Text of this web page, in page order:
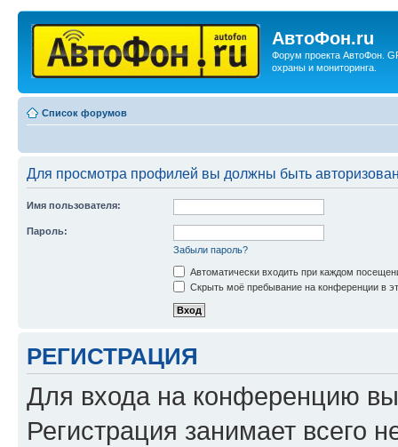
АвтоФон.ru
Форум проекта АвтоФон.
охраны и мониторинга.
Список форумов
Для просмотра профилей вы должны быть
Имя пользователя:
Пароль:
Забыли пароль?
Автоматически входить при каждом
Скрыть моё пребывание на конференции в
РЕГИСТРАЦИЯ
Для входа на конференцию
Регистрация занимает всего